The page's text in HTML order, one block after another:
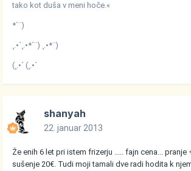
tako kot duša v meni hoče.«
*´¨)
¸.•´¸.•*´¨) ¸.•*¨)
(¸.•´ (¸.•´
shanyah
22. januar 2013
Že enih 6 let pri istem frizerju ..... fajn cena... pranje
sušenje 20€. Tudi moji tamali dve radi hodita k